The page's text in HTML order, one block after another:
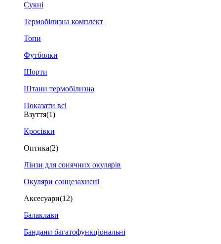
Сукні
Термобілизна комплект
Топи
Футболки
Шорти
Штани термобілизна
Показати всі
Взуття(1)
Кросівки
Оптика(2)
Лінзи для сонячних окулярів
Окуляри сонцезахисні
Аксесуари(12)
Балаклави
Бандани багатофункціональні